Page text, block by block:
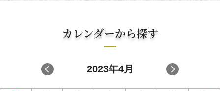
カレンダーから探す
2023年4月